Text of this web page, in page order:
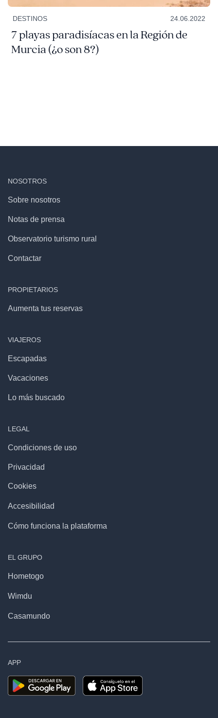
DESTINOS 24.06.2022
7 playas paradisíacas en la Región de
Murcia (¿o son 8?)
NOSOTROS
Sobre nosotros
Notas de prensa
Observatorio turismo rural
Contactar
PROPIETARIOS
Aumenta tus reservas
VIAJEROS
Escapadas
Vacaciones
Lo más buscado
LEGAL
Condiciones de uso
Privacidad
Cookies
Accesibilidad
Cómo funciona la plataforma
EL GRUPO
Hometogo
Wimdu
Casamundo
APP